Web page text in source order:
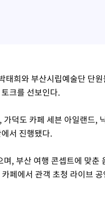
태희와 부산시립예술단 단
크를 선보인다.
덕도 카페 세븐 아일랜드,
서 진행됐다.
, 부산 여행 콘셉트에 맞춘
페에서 관객 초청 라이브